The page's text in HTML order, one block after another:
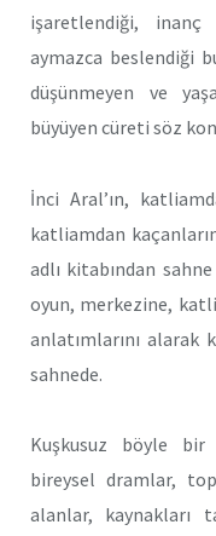
işaretlendiği, inanç
aymazca beslendiği
düşünmeyen ve
büyüyen cüreti söz
İnci Aral’ın,
katliamdan
adlı kitabından
oyun, merkezine,
anlatımlarını alarak
sahnede.
Kuşkusuz böyle bir
bireysel dramlar,
alanlar, kaynakları